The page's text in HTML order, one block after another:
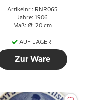
Artikelnr.: RNR065
Jahre: 1906
Maß: Ø: 20 cm
AUF LAGER
Zur Ware